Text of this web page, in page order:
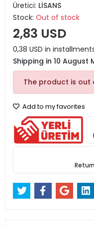
Üretici: LİSANS
Stock: Out of stock
2,83 USD
0,38 USD in
Shipping in 10
The product is out
Add to my favorites